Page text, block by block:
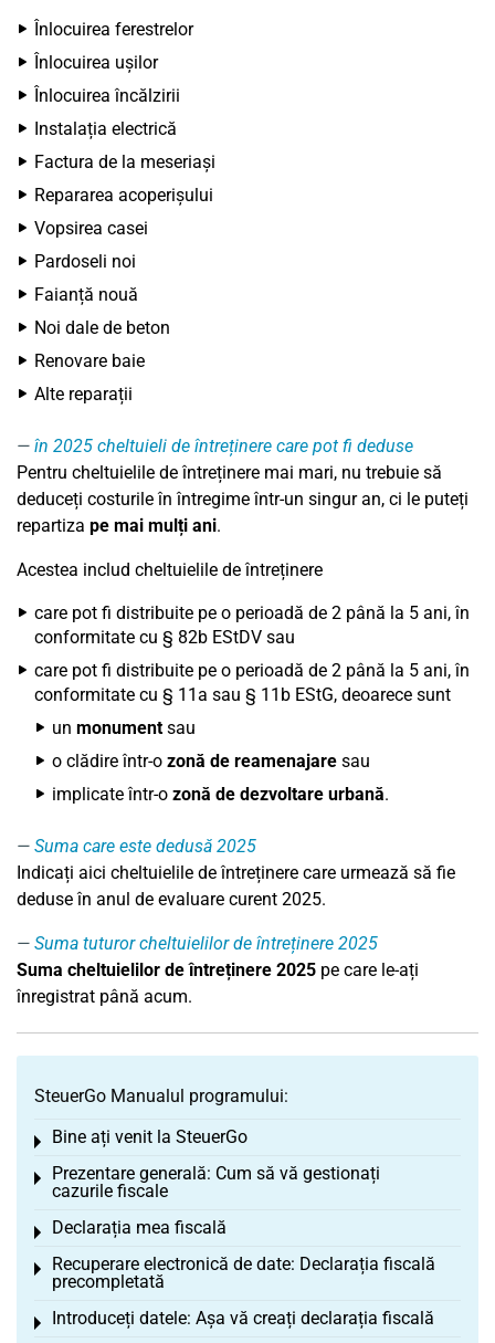
Înlocuirea ferestrelor
Înlocuirea ușilor
Înlocuirea încălzirii
Instalația electrică
Factura de la meseriași
Repararea acoperișului
Vopsirea casei
Pardoseli noi
Faianță nouă
Noi dale de beton
Renovare baie
Alte reparații
în 2025 cheltuieli de întreținere care pot fi deduse
Pentru cheltuielile de întreținere mai mari, nu trebuie să
deduceți costurile în întregime într-un singur an, ci le puteți
repartiza pe mai mulți ani.
Acestea includ cheltuielile de întreținere
care pot fi distribuite pe o perioadă de 2 până la 5 ani, în
conformitate cu § 82b EStDV sau
care pot fi distribuite pe o perioadă de 2 până la 5 ani, în
conformitate cu § 11a sau § 11b EStG, deoarece sunt
un monumentsau
o clădire într-o zonă de reamenajare sau
implicate într-o zonă de dezvoltare urbană.
Suma care este dedusă 2025
Indicați aici cheltuielile de întreținere care urmează să fie
deduse în anul de evaluare curent 2025.
Suma tuturor cheltuielilor de întreținere 2025
Suma cheltuielilor de întreținere 2025 pe care le-ați
înregistrat până acum.
SteuerGo Manualul programului:
Bine ați venit la SteuerGo
Toggle menu
Prezentare generală: Cum să vă gestionați
cazurile fiscale
Toggle menu
Declarația mea fiscală
Toggle menu
Recuperare electronică de date: Declarația fiscală
precompletată
Toggle menu
Introduceți datele: Așa vă creați declarația fiscală
Toggle menu